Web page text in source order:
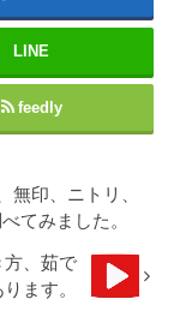
LINE
feedly
無印、ニトリ、
てみました。
方、茹で
ます。